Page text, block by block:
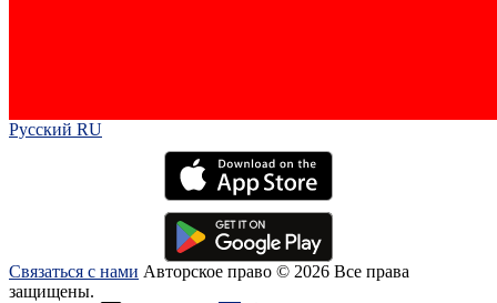
Русский RU‎
Связаться с нами Авторское право © 2026 Все права
защищены.